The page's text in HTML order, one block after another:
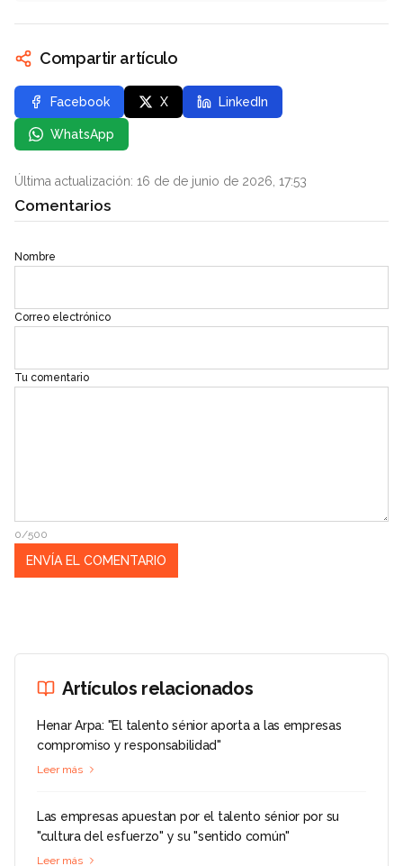
Compartir artículo
Facebook X LinkedIn
WhatsApp
Última actualización: 16 de de junio de 2026, 17:53
Comentarios
Nombre
Correo electrónico
Tu comentario
0/500
Artículos relacionados
Henar Arpa: "El talento sénior aporta a las empresas
compromiso y responsabilidad"
Leer más
Las empresas apuestan por el talento sénior por su
"cultura del esfuerzo" y su "sentido común"
Leer más